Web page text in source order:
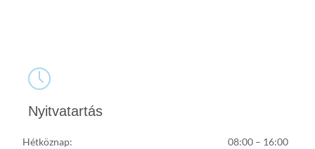

Nyitvatartás
Hétköznap: 08:00 – 16:00